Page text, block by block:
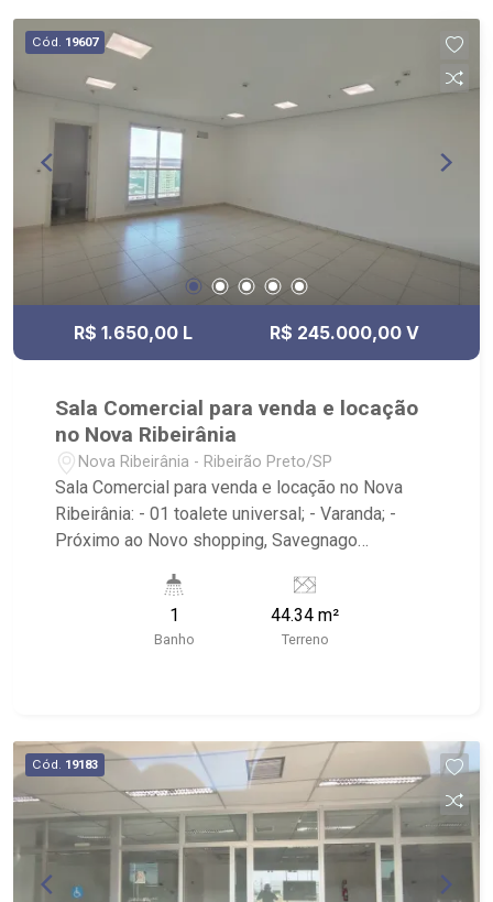
Cód. 19607
R$ 1.650,00 L R$ 245.000,00 V
Sala Comercial para venda e locação
no Nova Ribeirânia
Nova Ribeirânia - Ribeirão Preto/SP
Sala Comercial para venda e locação no Nova
Ribeirânia: - 01 toalete universal; - Varanda; -
Próximo ao Novo shopping, Savegnago
em Nutrientes.
1
Banho
44.34 m²
Terreno
Cód. 19183